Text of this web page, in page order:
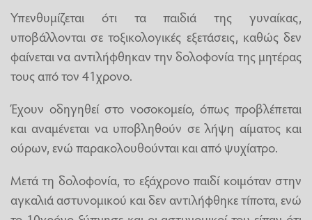
Υπενθυμίζεται ότι τα παιδιά της γυναίκας,
υποβάλλονται σε τοξικολογικές εξετάσεις, καθώς δεν
φαίνεται να αντιλήφθηκαν την δολοφονία της μητέρας
τους από τον 41χρονο.
Έχουν οδηγηθεί στο νοσοκομείο, όπως προβλέπεται
και αναμένεται να υποβληθούν σε λήψη αίματος και
ούρων, ενώ παρακολουθούνται και από ψυχίατρο.
Μετά τη δολοφονία, το εξάχρονο παιδί κοιμόταν στην
αγκαλιά αστυνομικού και δεν αντιλήφθηκε τίποτα, ενώ